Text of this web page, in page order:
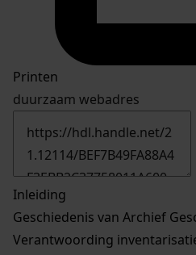
Printen
duurzaam webadres
Inleiding
Geschiedenis van Archief
Verantwoording